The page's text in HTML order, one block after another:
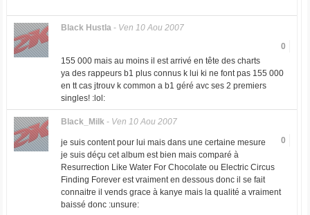
Black Hustla- Ven 10 Aou 2007
0
155 000 mais au moins il est arrivé en tête des charts
ya des rappeurs b1 plus connus k lui ki ne font pas 155 000
en tt cas jtrouv k common a b1 géré avc ses 2 premiers
singles! :lol:
Black_Milk- Ven 10 Aou 2007
0
je suis content pour lui mais dans une certaine mesure
je suis déçu cet album est bien mais comparé à
Resurrection Like Water For Chocolate ou Electric Circus
Finding Forever est vraiment en dessous donc il se fait
connaitre il vends grace à kanye mais la qualité a vraiment
baissé donc :unsure: